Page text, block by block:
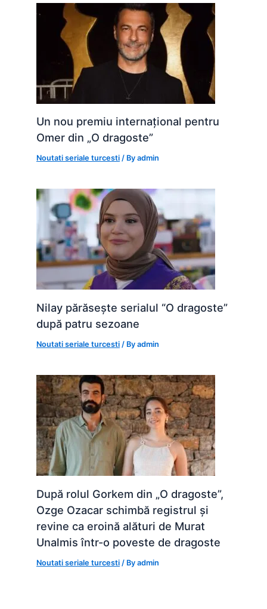
Un nou premiu internațional pentru
Omer din „O dragoste”
Noutati seriale turcesti / Byadmin
Nilay părăsește serialul “O dragoste”
după patru sezoane
Noutati seriale turcesti / Byadmin
După rolul Gorkem din „O dragoste”,
Ozge Ozacar schimbă registrul și
revine ca eroină alături de Murat
Unalmis într-o poveste de dragoste
Noutati seriale turcesti / Byadmin